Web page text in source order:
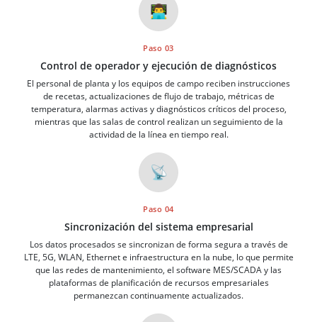
👨‍💻
Paso 03
Control de operador y ejecución de diagnósticos
El personal de planta y los equipos de campo reciben instrucciones
de recetas, actualizaciones de flujo de trabajo, métricas de
temperatura, alarmas activas y diagnósticos críticos del proceso,
mientras que las salas de control realizan un seguimiento de la
actividad de la línea en tiempo real.
📡
Paso 04
Sincronización del sistema empresarial
Los datos procesados se sincronizan de forma segura a través de
LTE, 5G, WLAN, Ethernet e infraestructura en la nube, lo que permite
que las redes de mantenimiento, el software MES/SCADA y las
plataformas de planificación de recursos empresariales
permanezcan continuamente actualizados.